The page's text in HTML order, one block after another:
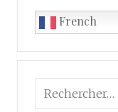
French